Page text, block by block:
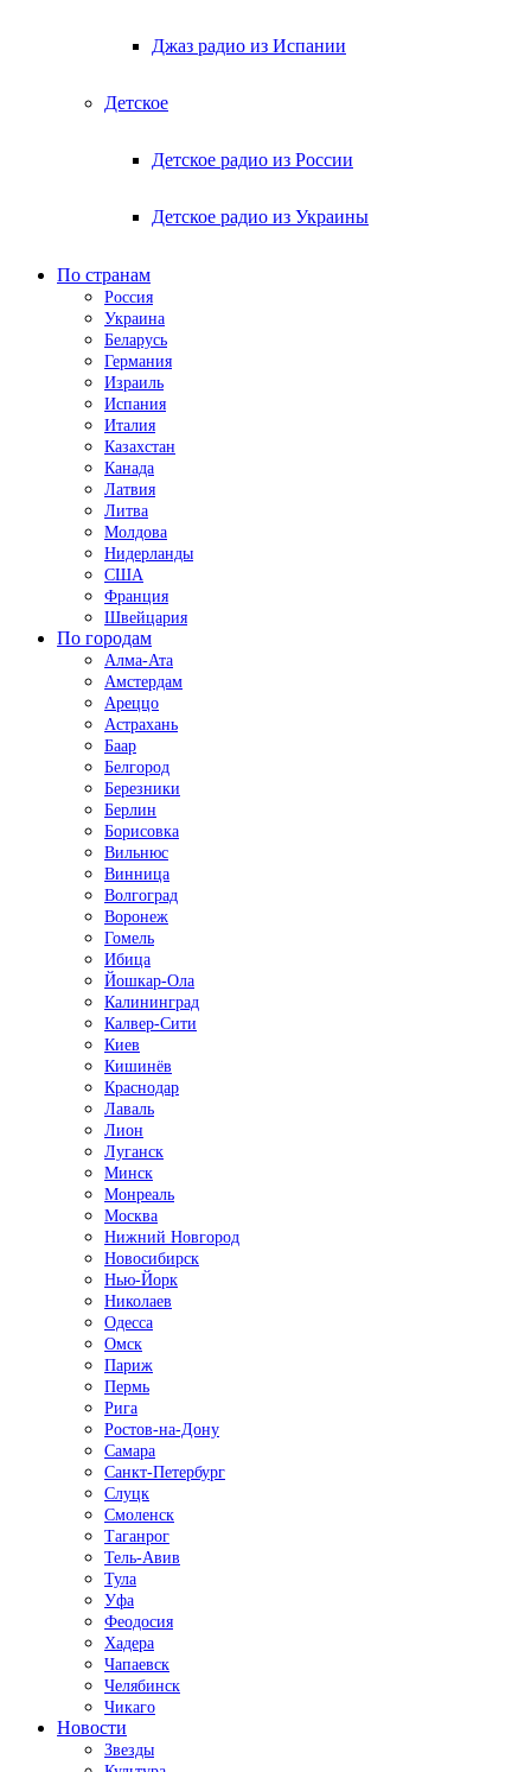
Джаз радио из Испании
Детское
Детское радио из России
Детское радио из Украины
По странам
Россия
Украина
Беларусь
Германия
Израиль
Испания
Италия
Казахстан
Канада
Латвия
Литва
Молдова
Нидерланды
США
Франция
Швейцария
По городам
Алма-Ата
Амстердам
Ареццо
Астрахань
Баар
Белгород
Березники
Берлин
Борисовка
Вильнюс
Винница
Волгоград
Воронеж
Гомель
Ибица
Йошкар-Ола
Калининград
Калвер-Сити
Киев
Кишинёв
Краснодар
Лаваль
Лион
Луганск
Минск
Монреаль
Москва
Нижний Новгород
Новосибирск
Нью-Йорк
Николаев
Одесса
Омск
Париж
Пермь
Рига
Ростов-на-Дону
Самара
Санкт-Петербург
Слуцк
Смоленск
Таганрог
Тель-Авив
Тула
Уфа
Феодосия
Хадера
Чапаевск
Челябинск
Чикаго
Новости
Звезды